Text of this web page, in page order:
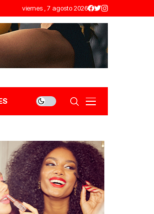
viernes , 7 agosto 2026